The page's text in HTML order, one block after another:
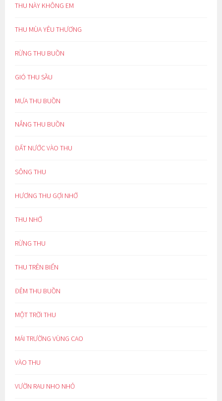
THU NÀY KHÔNG EM
THU MÙA YÊU THƯƠNG
RỪNG THU BUỒN
GIÓ THU SẦU
MƯA THU BUỒN
NẮNG THU BUỒN
ĐẤT NƯỚC VÀO THU
SÔNG THU
HƯƠNG THU GỢI NHỚ
THU NHỚ
RỪNG THU
THU TRÊN BIỂN
ĐÊM THU BUỒN
MỘT TRỜI THU
MÁI TRƯỜNG VÙNG CAO
VÀO THU
VƯỜN RAU NHO NHỎ